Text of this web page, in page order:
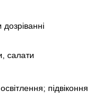
салати
підвіконня